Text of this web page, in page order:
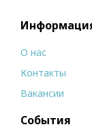
О нас
Контакты
Вакансии
События